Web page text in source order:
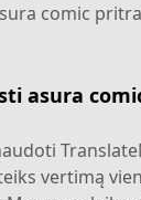
comic
asura
vertimą